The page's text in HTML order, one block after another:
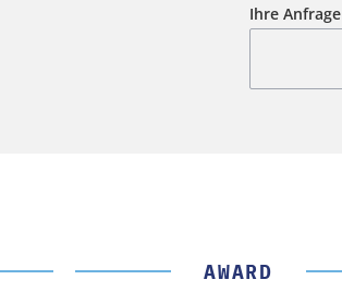
Ihre Anfrage
AWARD